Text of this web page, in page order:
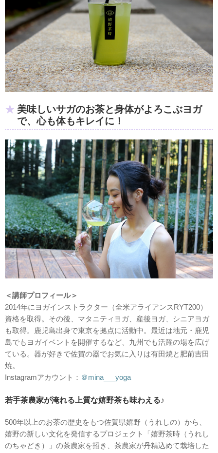
美味しいサガのお茶と身体がよろこぶヨガ
で、心も体もキレイに！
＜講師プロフィール＞
2014年にヨガインストラクター（全米アライアンスRYT200）
資格を取得。その後、マタニティヨガ、産後ヨガ、シニアヨガ
も取得。鹿児島出身で東京を拠点に活動中。最近は地元・鹿児
島でもヨガイベントを開催するなど、九州でも活躍の場を広げ
ている。器が好きで佐賀の器でお気に入りは有田焼と肥前吉田
焼。
Instagramアカウント： ＠mina___yoga
若手茶農家が淹れる上質な嬉野茶も味わえる♪
500年以上のお茶の歴史をもつ佐賀県嬉野（うれしの）から、
嬉野の新しい文化を発信するプロジェクト「嬉野茶時（うれし
のちゃどき）」の茶農家を招き、茶農家が丹精込めて栽培した